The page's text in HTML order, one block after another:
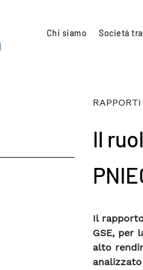
Chi siamo Società
Il
Il
GSE, per
alto